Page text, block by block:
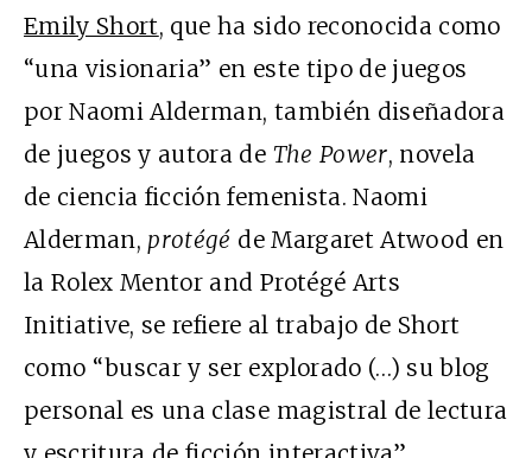
Emily Short, que ha sido reconocida como
“una visionaria” en este tipo de juegos
por Naomi Alderman, también diseñadora
de juegos y autora de The Power, novela
de ciencia ficción femenista. Naomi
Alderman, protégé de Margaret Atwood en
la Rolex Mentor and Protégé Arts
Initiative, se refiere al trabajo de Short
como “buscar y ser explorado (…) su blog
personal es una clase magistral de lectura